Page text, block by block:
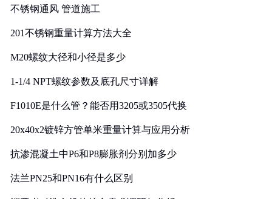
不锈钢通风 管道施工
201不锈钢重量计算方法大全
M20螺纹大径和小径是多少
1-1/4 NPT螺纹参数及底孔尺寸详解
F1010E是什么管？能否用3205或3505代换
20x40x2镀锌方管单米重量计算与应用分析
抗渗混凝土中P6和P8膨胀剂分别加多少
法兰PN25和PN16有什么区别